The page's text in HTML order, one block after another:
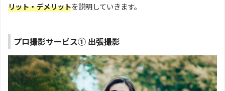
リット・デメリットを説明していきます。
プロ撮影サービス① 出張撮影